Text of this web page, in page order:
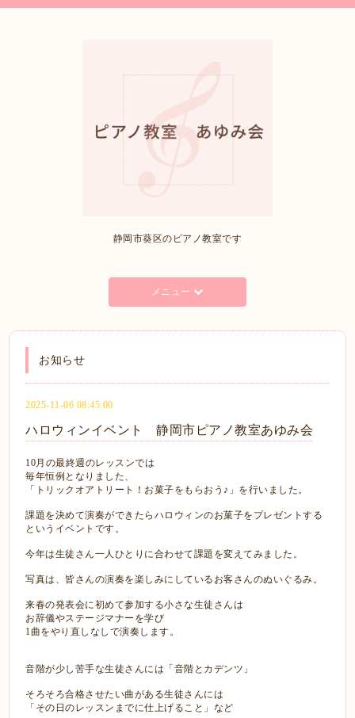
静岡市葵区のピアノ教室です
メニュー
お知らせ
2025-11-06 08:45:00
ハロウィンイベント 静岡市ピアノ教室あゆみ会
10月の最終週のレッスンでは
毎年恒例となりました、
「トリックオアトリート！お菓子をもらおう♪」を行いました。
課題を決めて演奏ができたらハロウィンのお菓子をプレゼントする
というイベントです。
今年は生徒さん一人ひとりに合わせて課題を変えてみました。
写真は、皆さんの演奏を楽しみにしているお客さんのぬいぐるみ。
来春の発表会に初めて参加する小さな生徒さんは
お辞儀やステージマナーを学び
1曲をやり直しなしで演奏します。
音階が少し苦手な生徒さんには「音階とカデンツ」
そろそろ合格させたい曲がある生徒さんには
「その日のレッスンまでに仕上げること」など